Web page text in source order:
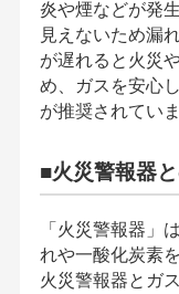
炎や煙などが発
見えないため漏
が遅れると火災
め、ガスを安心
が推奨されていま
■火災警報器
「火災警報器」
れや一酸化炭素
火災警報器とガ